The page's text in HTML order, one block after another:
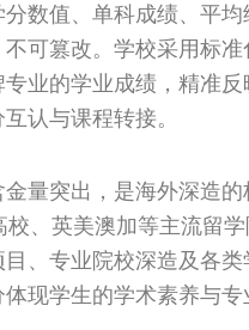
数值、单科成绩、平
可篡改。学校采用标
业的学业成绩，精准
认与课程转接。
量突出，是海外深造的
校、英美澳加等主流留
、专业院校深造及各
现学生的学术素养与专